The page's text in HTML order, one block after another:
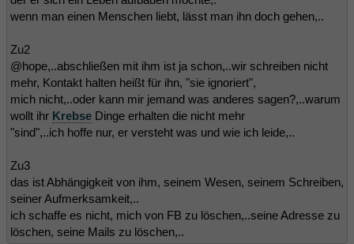
wenn man einen Menschen liebt, lässt man ihn doch gehen,..
Zu2
@hope,..abschließen mit ihm ist ja schon,..wir schreiben nicht
mehr, Kontakt halten heißt für ihn, "sie ignoriert",
mich nicht,..oder kann mir jemand was anderes sagen?,..warum
wollt ihr Krebse Dinge erhalten die nicht mehr
"sind",..ich hoffe nur, er versteht was und wie ich leide,..
Zu3
das ist Abhängigkeit von ihm, seinem Wesen, seinem Schreiben,
seiner Aufmerksamkeit,..
ich schaffe es nicht, mich von FB zu löschen,..seine Adresse zu
löschen, seine Mails zu löschen,..